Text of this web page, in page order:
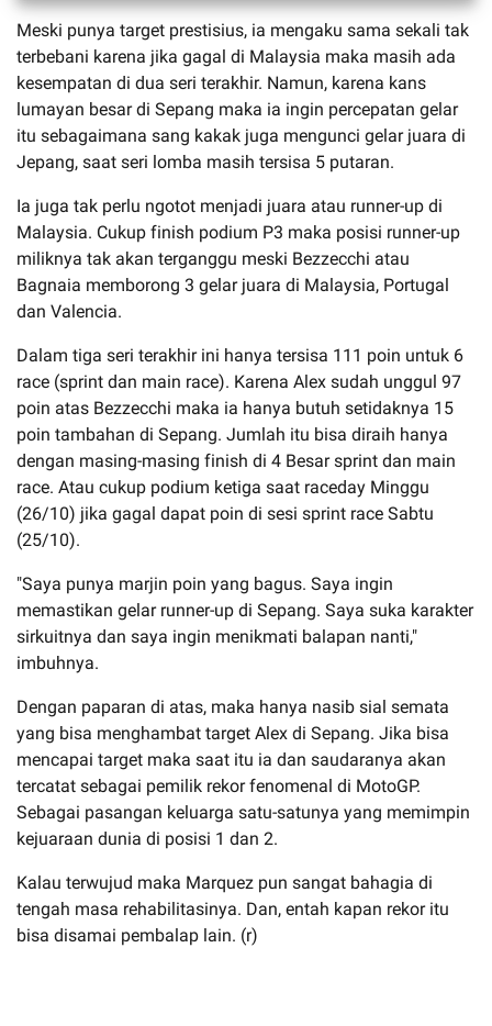
Meski punya target prestisius, ia mengaku sama sekali tak
terbebani karena jika gagal di Malaysia maka masih ada
kesempatan di dua seri terakhir. Namun, karena kans
lumayan besar di Sepang maka ia ingin percepatan gelar
itu sebagaimana sang kakak juga mengunci gelar juara di
Jepang, saat seri lomba masih tersisa 5 putaran.
Ia juga tak perlu ngotot menjadi juara atau runner-up di
Malaysia. Cukup finish podium P3 maka posisi runner-up
miliknya tak akan terganggu meski Bezzecchi atau
Bagnaia memborong 3 gelar juara di Malaysia, Portugal
dan Valencia.
Dalam tiga seri terakhir ini hanya tersisa 111 poin untuk 6
race (sprint dan main race). Karena Alex sudah unggul 97
poin atas Bezzecchi maka ia hanya butuh setidaknya 15
poin tambahan di Sepang. Jumlah itu bisa diraih hanya
dengan masing-masing finish di 4 Besar sprint dan main
race. Atau cukup podium ketiga saat raceday Minggu
(26/10) jika gagal dapat poin di sesi sprint race Sabtu
(25/10).
"Saya punya marjin poin yang bagus. Saya ingin
memastikan gelar runner-up di Sepang. Saya suka karakter
sirkuitnya dan saya ingin menikmati balapan nanti,"
imbuhnya.
Dengan paparan di atas, maka hanya nasib sial semata
yang bisa menghambat target Alex di Sepang. Jika bisa
mencapai target maka saat itu ia dan saudaranya akan
tercatat sebagai pemilik rekor fenomenal di MotoGP.
Sebagai pasangan keluarga satu-satunya yang memimpin
kejuaraan dunia di posisi 1 dan 2.
Kalau terwujud maka Marquez pun sangat bahagia di
tengah masa rehabilitasinya. Dan, entah kapan rekor itu
bisa disamai pembalap lain. (r)